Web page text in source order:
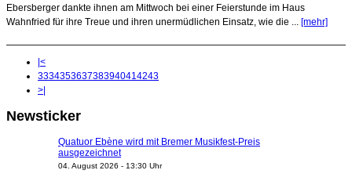
Ebersberger dankte ihnen am Mittwoch bei einer Feierstunde im Haus
Wahnfried für ihre Treue und ihren unermüdlichen Einsatz, wie die ... [mehr]
|<
333435363738394041 4243
>|
Newsticker
Quatuor Ebène wird mit Bremer Musikfest-Preis
ausgezeichnet
04. August 2026 - 13:30 Uhr